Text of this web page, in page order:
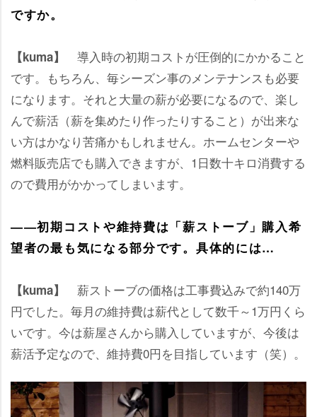
ですか。
【kuma】
導入時の初期コストが圧倒的にかかること
です。もちろん、毎シーズン事のメンテナンスも必要
になります。それと大量の薪が必要になるので、楽し
んで薪活（薪を集めたり作ったりすること）が出来な
い方はかなり苦痛かもしれません。ホームセンター
燃料販売店でも購入できますが、1日数十キロ消費する
ので費用がかかってしまいます。
――初期コストや維持費は「薪ストーブ」購入希
望者の最も気になる部分です。具体的には…
【kuma】
薪ストーブの価格は工事費込みで約140万
円でした。毎月の維持費は薪代として数千～1万円くら
いです。今は薪屋さんから購入していますが、今後は
薪活予定なので、維持費0円を目指しています（笑）。